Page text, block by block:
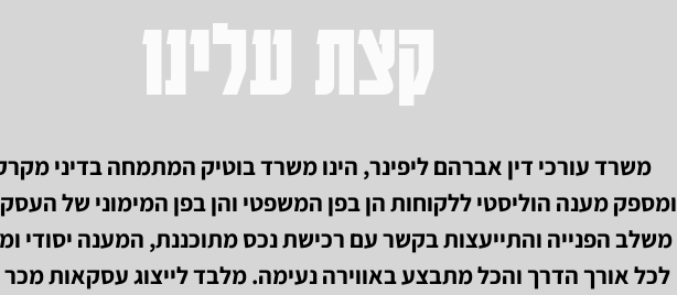
קצת עלינו
משרד עורכי דין אברהם ליפינר, הינו משרד בוטיק המתמחה בדיני
ומספק מענה הוליסטי ללקוחות הן בפן המשפטי והן בפן המימוני של
משלב הפנייה והתייעצות בקשר עם רכישת נכס מתוכננת, המענה יסודי
לכל אורך הדרך והכל מתבצע באווירה נעימה. מלבד לייצוג עסקאות מכר